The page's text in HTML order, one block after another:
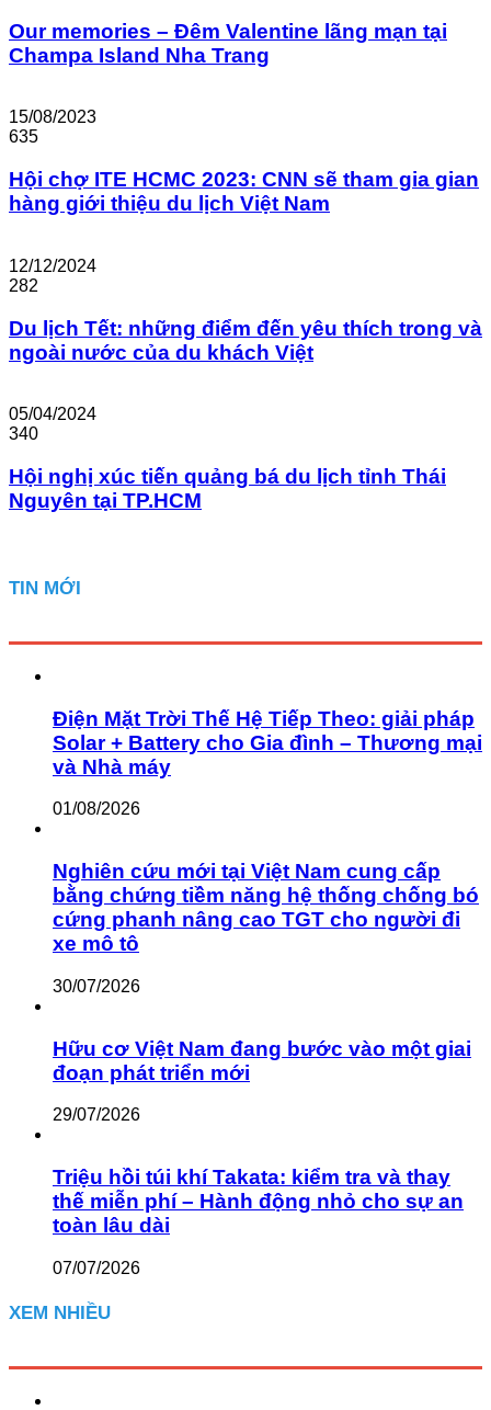
Our memories – Đêm Valentine lãng mạn tại
Champa Island Nha Trang
15/08/2023
635
Hội chợ ITE HCMC 2023: CNN sẽ tham gia gian
hàng giới thiệu du lịch Việt Nam
12/12/2024
282
Du lịch Tết: những điểm đến yêu thích trong và
ngoài nước của du khách Việt
05/04/2024
340
Hội nghị xúc tiến quảng bá du lịch tỉnh Thái
Nguyên tại TP.HCM
TIN MỚI
Điện Mặt Trời Thế Hệ Tiếp Theo: giải pháp
Solar + Battery cho Gia đình – Thương mại
và Nhà máy
01/08/2026
Nghiên cứu mới tại Việt Nam cung cấp
bằng chứng tiềm năng hệ thống chống bó
cứng phanh nâng cao TGT cho người đi
xe mô tô
30/07/2026
Hữu cơ Việt Nam đang bước vào một giai
đoạn phát triển mới
29/07/2026
Triệu hồi túi khí Takata: kiểm tra và thay
thế miễn phí – Hành động nhỏ cho sự an
toàn lâu dài
07/07/2026
XEM NHIỀU